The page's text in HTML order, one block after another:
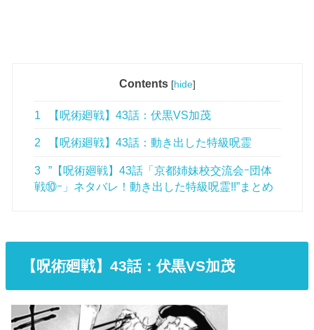
Contents [hide]
1 【呪術廻戦】43話：伏黒VS加茂
2 【呪術廻戦】43話：動き出した特級呪霊
3
”【呪術廻戦】43話「京都姉妹校交流会ｰ団体
戦⑩ｰ」ネタバレ！動き出した特級呪霊!!”まとめ
【呪術廻戦】43話：伏黒VS加茂